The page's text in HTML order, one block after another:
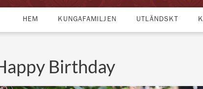
HEM KUNGAFAMILJEN UTLÄNDSKT
Birthday